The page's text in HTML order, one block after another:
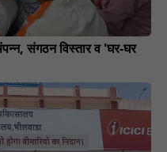
संगठन विस्तार व 'घर-घर